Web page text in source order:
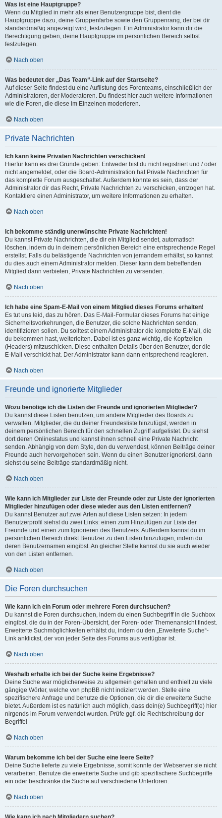
Was ist eine Hauptgruppe?
Wenn du Mitglied in mehr als einer Benutzergruppe bist, dient die
Hauptgruppe dazu, deine Gruppenfarbe sowie den Gruppenrang, der bei dir
standardmäßig angezeigt wird, festzulegen. Ein Administrator kann dir die
Berechtigung geben, deine Hauptgruppe im persönlichen Bereich selbst
festzulegen.
Nach oben
Was bedeutet der „Das Team“-Link auf der Startseite?
Auf dieser Seite findest du eine Auflistung des Forenteams, einschließlich der
Administratoren, der Moderatoren. Du findest hier auch weitere Informationen
wie die Foren, die diese im Einzelnen moderieren.
Nach oben
Private Nachrichten
Ich kann keine Privaten Nachrichten verschicken!
Hierfür kann es drei Gründe geben: Entweder bist du nicht registriert und / oder
nicht angemeldet, oder die Board-Administration hat Private Nachrichten für
das komplette Forum ausgeschaltet. Außerdem könnte es sein, dass der
Administrator dir das Recht, Private Nachrichten zu verschicken, entzogen hat.
Kontaktiere einen Administrator, um weitere Informationen zu erhalten.
Nach oben
Ich bekomme ständig unerwünschte Private Nachrichten!
Du kannst Private Nachrichten, die dir ein Mitglied sendet, automatisch
löschen, indem du in deinem persönlichen Bereich eine entsprechende Regel
erstellst. Falls du belästigende Nachrichten von jemandem erhältst, so kannst
du dies auch einem Administrator melden. Dieser kann dem betreffenden
Mitglied dann verbieten, Private Nachrichten zu versenden.
Nach oben
Ich habe eine Spam-E-Mail von einem Mitglied dieses Forums erhalten!
Es tut uns leid, das zu hören. Das E-Mail-Formular dieses Forums hat einige
Sicherheitsvorkehrungen, die Benutzer, die solche Nachrichten senden,
identifizieren sollen. Du solltest einem Administrator die komplette E-Mail, die
du bekommen hast, weiterleiten. Dabei ist es ganz wichtig, die Kopfzeilen
(Headers) mitzuschicken. Diese enthalten Details über den Benutzer, der die
E-Mail verschickt hat. Der Administrator kann dann entsprechend reagieren.
Nach oben
Freunde und ignorierte Mitglieder
Wozu benötige ich die Listen der Freunde und ignorierten Mitglieder?
Du kannst diese Listen benutzen, um andere Mitglieder des Boards zu
verwalten. Mitglieder, die du deiner Freundesliste hinzufügst, werden in
deinem persönlichen Bereich für den schnellen Zugriff aufgelistet. Du siehst
dort deren Onlinestatus und kannst ihnen schnell eine Private Nachricht
senden. Abhängig von dem Style, den du verwendest, können Beiträge deiner
Freunde auch hervorgehoben sein. Wenn du einen Benutzer ignorierst, dann
siehst du seine Beiträge standardmäßig nicht.
Nach oben
Wie kann ich Mitglieder zur Liste der Freunde oder zur Liste der ignorierten
Mitglieder hinzufügen oder diese wieder aus den Listen entfernen?
Du kannst Benutzer auf zwei Arten auf diese Listen setzen: In jedem
Benutzerprofil siehst du zwei Links: einen zum Hinzufügen zur Liste der
Freunde und einen zum Ignorieren des Benutzers. Außerdem kannst du im
persönlichen Bereich direkt Benutzer zu den Listen hinzufügen, indem du
deren Benutzernamen eingibst. An gleicher Stelle kannst du sie auch wieder
von den Listen entfernen.
Nach oben
Die Foren durchsuchen
Wie kann ich ein Forum oder mehrere Foren durchsuchen?
Du kannst die Foren durchsuchen, indem du einen Suchbegriff in die Suchbox
eingibst, die du in der Foren-Übersicht, der Foren- oder Themenansicht findest.
Erweiterte Suchmöglichkeiten erhältst du, indem du den „Erweiterte Suche“-
Link anklickst, der von jeder Seite des Forums aus verfügbar ist.
Nach oben
Weshalb erhalte ich bei der Suche keine Ergebnisse?
Deine Suche war möglicherweise zu allgemein gehalten und enthielt zu viele
gängige Wörter, welche von phpBB nicht indiziert werden. Stelle eine
spezifischere Anfrage und benutze die Optionen, die dir die erweiterte Suche
bietet. Außerdem ist es natürlich auch möglich, dass dein(e) Suchbegriff(e) hier
nirgends im Forum verwendet wurden. Prüfe ggf. die Rechtschreibung der
Begriffe!
Nach oben
Warum bekomme ich bei der Suche eine leere Seite?
Deine Suche lieferte zu viele Ergebnisse, somit konnte der Webserver sie nicht
verarbeiten. Benutze die erweiterte Suche und gib spezifischere Suchbegriffe
ein oder beschränke die Suche auf verschiedene Unterforen.
Nach oben